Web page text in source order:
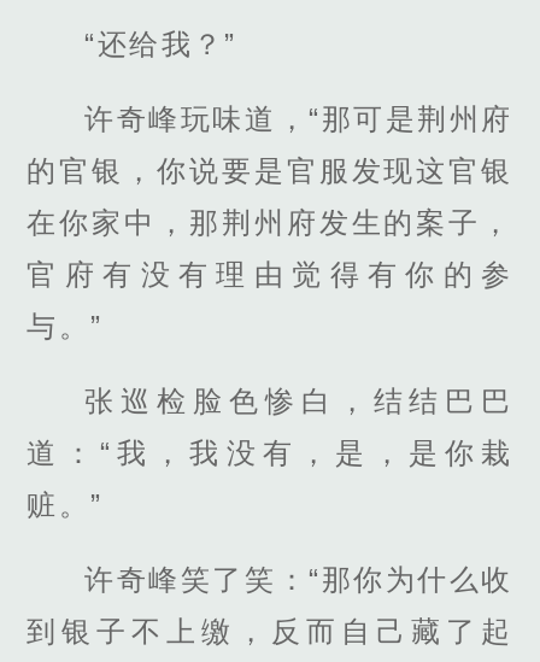
“还给我？”
许奇峰玩味道，“那可是荆州府
的官银，你说要是官服发现这官银
在你家中，那荆州府发生的案子，
官府有没有理由觉得有你的参
与。”
张巡检脸色惨白，结结巴巴
道：“我，我没有，是，是你栽
赃。”
许奇峰笑了笑：“那你为什么收
到银子不上缴，反而自己藏了起